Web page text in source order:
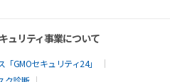
ュリティ事業について
GMOセキュリティ24」